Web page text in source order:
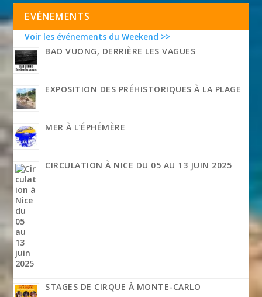
EVÉNEMENTS
Voir les événements du Weekend >>
BAO VUONG, DERRIÈRE LES VAGUES
EXPOSITION DES PRÉHISTORIQUES À LA PLAGE
MER À L’ÉPHÉMÈRE
CIRCULATION À NICE DU 05 AU 13 JUIN 2025
STAGES DE CIRQUE À MONTE-CARLO